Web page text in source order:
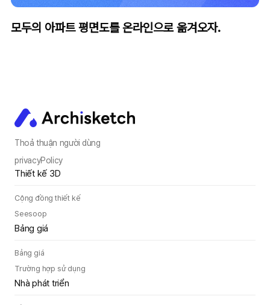
모두의 아파트 평면도를 온라인으로 옮겨오자.
với công nghệ nội
Thoả thuận người dùng
privacyPolicy
Thiết kế 3D
Cộng đồng thiết kế
Seesoop
Bảng giá
Bảng giá
Trường hợp sử dụng
Nhà phát triển